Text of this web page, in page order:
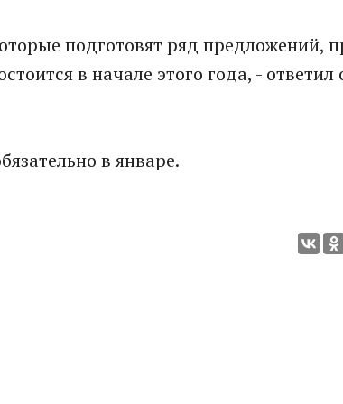
подготовят ряд предложений,
в начале этого года, - ответил
в январе.